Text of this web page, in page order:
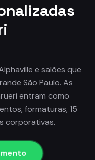
e salões que
São Paulo. As
entram como
formaturas, 15
corporativas.